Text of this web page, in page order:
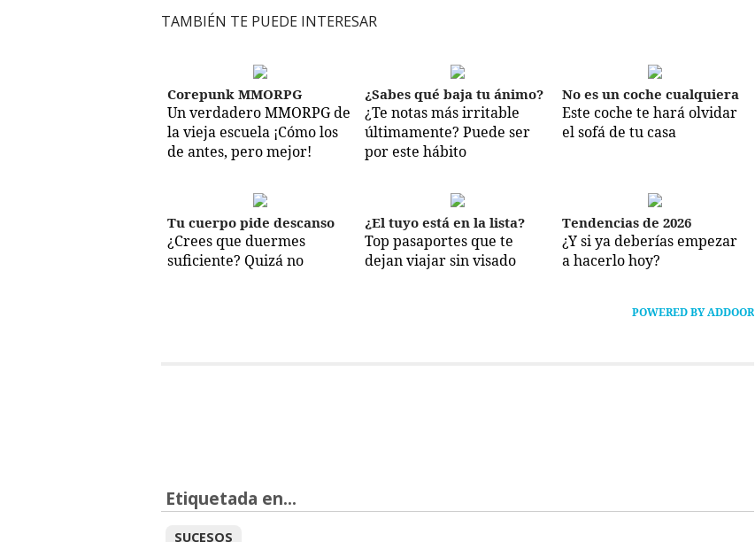
TAMBIÉN TE PUEDE INTERESAR
Corepunk MMORPG
Un verdadero MMORPG de
la vieja escuela ¡Cómo los
de antes, pero mejor!
¿Sabes qué baja tu ánimo?
¿Te notas más irritable
últimamente? Puede ser
por este hábito
No es un coche cualquiera
Este coche te hará olvidar
el sofá de tu casa
Tu cuerpo pide descanso
¿Crees que duermes
suficiente? Quizá no
¿El tuyo está en la lista?
Top pasaportes que te
dejan viajar sin visado
Tendencias de 2026
¿Y si ya deberías empezar
a hacerlo hoy?
POWERED BY ADDOOR
Etiquetada en...
SUCESOS